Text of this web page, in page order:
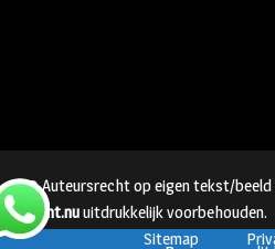
© Auteursrecht op eigen tekst/beeld
Vught.nuuitdrukkelijk voorbehouden.
Sitemap